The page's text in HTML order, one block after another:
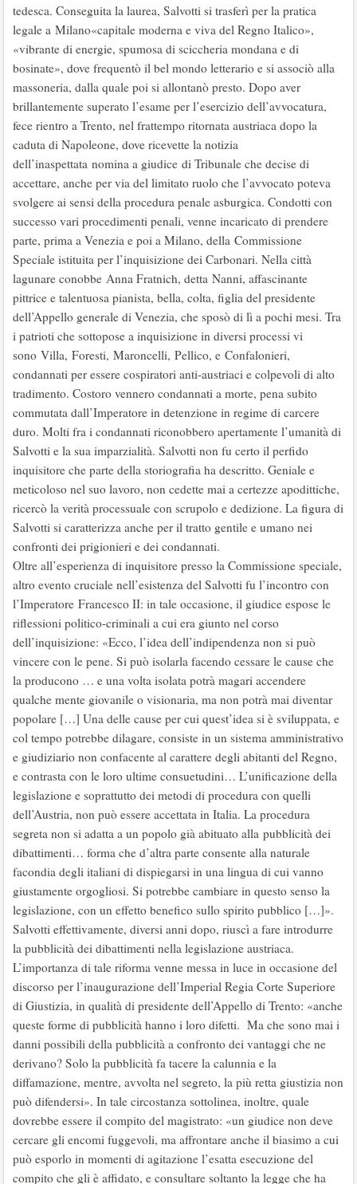
tedesca. Conseguita la laurea, Salvotti si trasferì per la pratica
legale a Milano«capitale moderna e viva del Regno Italico»,
«vibrante di energie, spumosa di sciccheria mondana e di
bosinate», dove frequentò il bel mondo letterario e si associò alla
massoneria, dalla quale poi si allontanò presto. Dopo aver
brillantemente superato l’esame per l’esercizio dell’avvocatura,
fece rientro a Trento, nel frattempo ritornata austriaca dopo la
caduta di Napoleone, dove ricevette la notizia
dell’inaspettata nomina a giudice di Tribunale che decise di
accettare, anche per via del limitato ruolo che l’avvocato poteva
svolgere ai sensi della procedura penale asburgica. Condotti con
successo vari procedimenti penali, venne incaricato di prendere
parte, prima a Venezia e poi a Milano, della Commissione
Speciale istituita per l’inquisizione dei Carbonari. Nella città
lagunare conobbe Anna Fratnich, detta Nanni, affascinante
pittrice e talentuosa pianista, bella, colta, figlia del presidente
dell’Appello generale di Venezia, che sposò di lì a pochi mesi. Tra
i patrioti che sottopose a inquisizione in diversi processi vi
sono Villa, Foresti, Maroncelli, Pellico, e Confalonieri,
condannati per essere cospiratori anti-austriaci e colpevoli di alto
tradimento. Costoro vennero condannati a morte, pena subito
commutata dall’Imperatore in detenzione in regime di carcere
duro. Molti fra i condannati riconobbero apertamente l’umanità di
Salvotti e la sua imparzialità. Salvotti non fu certo il perfido
inquisitore che parte della storiografia ha descritto. Geniale e
meticoloso nel suo lavoro, non cedette mai a certezze apodittiche,
ricercò la verità processuale con scrupolo e dedizione. La figura di
Salvotti si caratterizza anche per il tratto gentile e umano nei
confronti dei prigionieri e dei condannati.
Oltre all’esperienza di inquisitore presso la Commissione speciale,
altro evento cruciale nell’esistenza del Salvotti fu l’incontro con
l’Imperatore Francesco II: in tale occasione, il giudice espose le
riflessioni politico-criminali a cui era giunto nel corso
dell’inquisizione: «Ecco, l’idea dell’indipendenza non si può
vincere con le pene. Si può isolarla facendo cessare le cause che
la producono … e una volta isolata potrà magari accendere
qualche mente giovanile o visionaria, ma non potrà mai diventar
popolare […] Una delle cause per cui quest’idea si è sviluppata, e
col tempo potrebbe dilagare, consiste in un sistema amministrativo
e giudiziario non confacente al carattere degli abitanti del Regno,
e contrasta con le loro ultime consuetudini… L’unificazione della
legislazione e soprattutto dei metodi di procedura con quelli
dell’Austria, non può essere accettata in Italia. La procedura
segreta non si adatta a un popolo già abituato alla pubblicità dei
dibattimenti… forma che d’altra parte consente alla naturale
facondia degli italiani di dispiegarsi in una lingua di cui vanno
giustamente orgogliosi. Si potrebbe cambiare in questo senso la
legislazione, con un effetto benefico sullo spirito pubblico […]».
Salvotti effettivamente, diversi anni dopo, riuscì a fare introdurre
la pubblicità dei dibattimenti nella legislazione austriaca.
L’importanza di tale riforma venne messa in luce in occasione del
discorso per l’inaugurazione dell’Imperial Regia Corte Superiore
di Giustizia, in qualità di presidente dell’Appello di Trento: «anche
queste forme di pubblicità hanno i loro difetti. Ma che sono mai i
danni possibili della pubblicità a confronto dei vantaggi che ne
derivano? Solo la pubblicità fa tacere la calunnia e la
diffamazione, mentre, avvolta nel segreto, la più retta giustizia non
può difendersi». In tale circostanza sottolinea, inoltre, quale
dovrebbe essere il compito del magistrato: «un giudice non deve
cercare gli encomi fuggevoli, ma affrontare anche il biasimo a cui
può esporlo in momenti di agitazione l’esatta esecuzione del
compito che gli è affidato, e consultare soltanto la legge che ha